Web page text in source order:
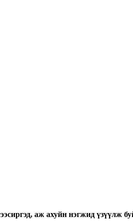
иргэд, аж ахуйн нэгжид үзүүлж